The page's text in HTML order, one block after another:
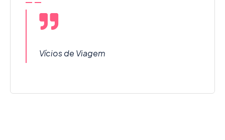
Vícios de Viagem